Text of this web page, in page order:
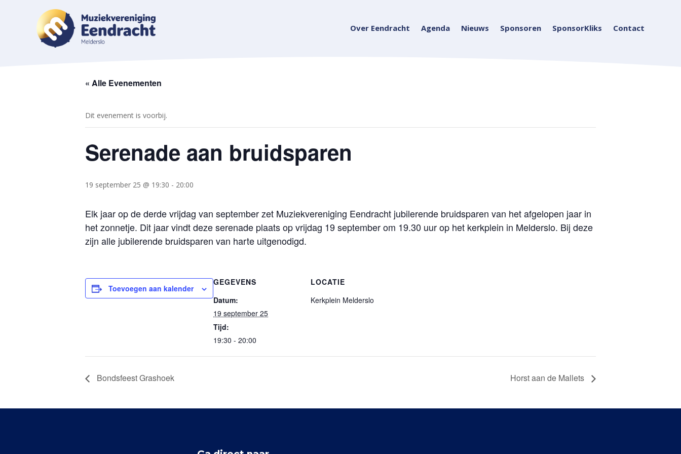
Over Eendracht Agenda Nieuws Sponsoren SponsorKliks Contact
« Alle Evenementen
Dit evenement is voorbij.
Serenade aan bruidsparen
19 september 25 @ 19:30 - 20:00
Elk jaar op de derde vrijdag van september zet Muziekvereniging Eendracht jubilerende bruidsparen van het afgelopen jaar in
het zonnetje. Dit jaar vindt deze serenade plaats op vrijdag 19 september om 19.30 uur op het kerkplein in Melderslo. Bij deze
zijn alle jubilerende bruidsparen van harte uitgenodigd.
Toevoegen aan kalender
GEGEVENS
Datum:
19 september 25
Tijd:
19:30 - 20:00
LOCATIE
Kerkplein Melderslo
Bondsfeest Grashoek Horst aan de Mallets